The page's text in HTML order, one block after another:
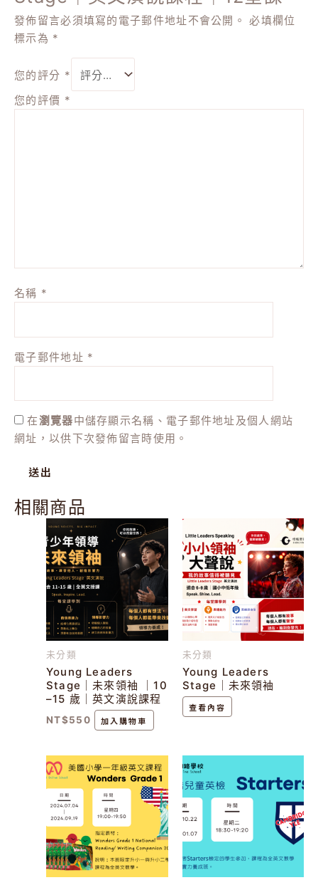
發佈留言必須填寫的電子郵件地址不會公開。 必填欄位
標示為 *
您的評分 *
您的評價 *
名稱 *
電子郵件地址 *
在瀏覽器中儲存顯示名稱、電子郵件地址及個人網站
網址，以供下次發佈留言時使用。
相關商品
未分類
Young Leaders
Stage｜未來領袖 ｜10
–15 歲｜英文演說課程
NT$550 加入購物車
未分類
Young Leaders
Stage｜未來領袖
查看內容